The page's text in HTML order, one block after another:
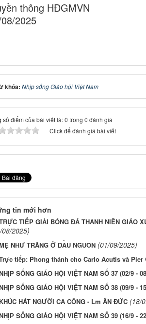
thông HĐGMVN
2025
khóa: Nhịp sống Giáo hội Việt Nam
số điểm của bài viết là: 0 trong 0 đánh giá
Click để đánh giá bài viết
tin mới hơn
TIẾP GIẢI BÓNG ĐÁ THANH NIÊN GIÁO
08/2025)
NHƯ TRĂNG Ở ĐẦU NGUỒN (01/09/2025)
tiếp: Phong thánh cho Carlo Acutis và Pier
SỐNG GIÁO HỘI VIỆT NAM SỐ 37 (02/9 -
SỐNG GIÁO HỘI VIỆT NAM SỐ 38 (09/9 -
KHÚC HÁT NGƯỜI CA CÔNG - Lm ÂN ĐỨC (18/
SỐNG GIÁO HỘI VIỆT NAM SỐ 39 (16/9 -